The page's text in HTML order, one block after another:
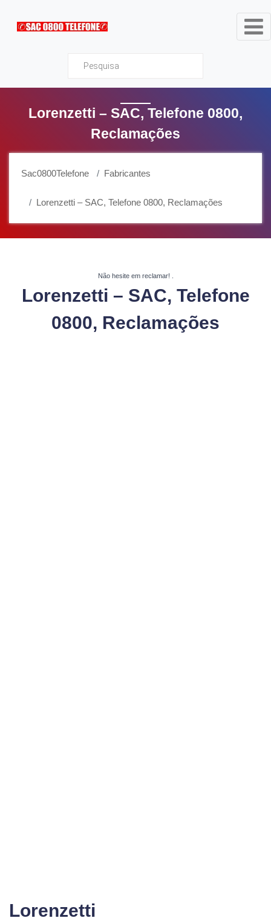
Sac0800Telefone
Lorenzetti – SAC, Telefone 0800,
Reclamações
Sac0800Telefone Fabricantes
Lorenzetti – SAC, Telefone 0800, Reclamações
Não hesite em reclamar!
Lorenzetti – SAC, Telefone
0800, Reclamações
Lorenzetti